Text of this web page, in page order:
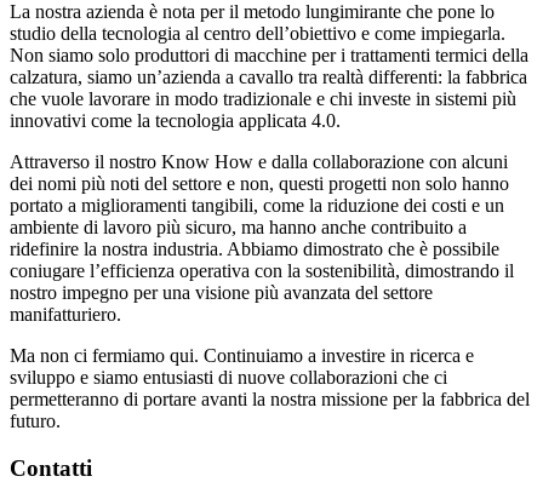
La nostra azienda è nota per il metodo lungimirante che pone lo
studio della tecnologia al centro dell’obiettivo e come impiegarla.
Non siamo solo produttori di macchine per i trattamenti termici della
calzatura, siamo un’azienda a cavallo tra realtà differenti: la fabbrica
che vuole lavorare in modo tradizionale e chi investe in sistemi più
innovativi come la tecnologia applicata 4.0.
Attraverso il nostro Know How e dalla collaborazione con alcuni
dei nomi più noti del settore e non, questi progetti non solo hanno
portato a miglioramenti tangibili, come la riduzione dei costi e un
ambiente di lavoro più sicuro, ma hanno anche contribuito a
ridefinire la nostra industria. Abbiamo dimostrato che è possibile
coniugare l’efficienza operativa con la sostenibilità, dimostrando il
nostro impegno per una visione più avanzata del settore
manifatturiero.
Ma non ci fermiamo qui. Continuiamo a investire in ricerca e
sviluppo e siamo entusiasti di nuove collaborazioni che ci
permetteranno di portare avanti la nostra missione per la fabbrica del
futuro.
Contatti